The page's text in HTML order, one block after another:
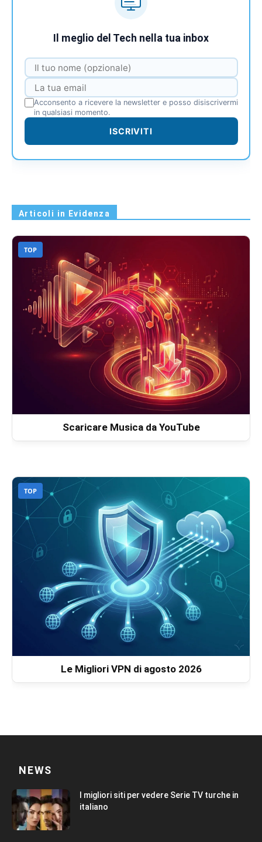
Il meglio del Tech nella tua inbox
Acconsento a ricevere la newsletter e posso disiscrivermi
in qualsiasi momento.
ISCRIVITI
Articoli in Evidenza
TOP
Scaricare Musica da YouTube
TOP
Le Migliori VPN di agosto 2026
NEWS
I migliori siti per vedere Serie TV turche in
italiano